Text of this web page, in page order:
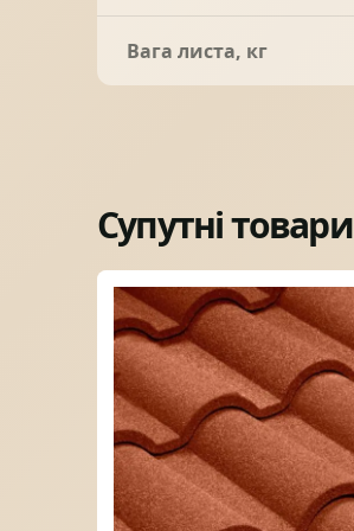
Вага листа, кг
Супутні товари